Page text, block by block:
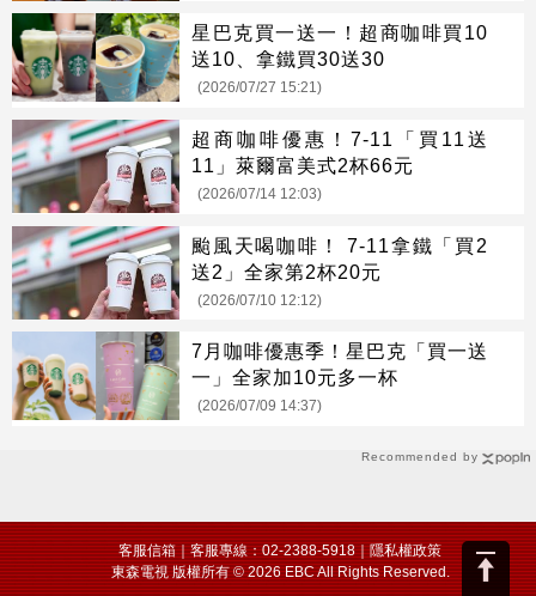
Recommended by
星巴克買一送一！超商咖啡買10
送10、拿鐵買30送30
(2026/07/27 15:21)
超商咖啡優惠！7-11「買11送
11」萊爾富美式2杯66元
(2026/07/14 12:03)
颱風天喝咖啡！ 7-11拿鐵「買2
送2」全家第2杯20元
(2026/07/10 12:12)
7月咖啡優惠季！星巴克「買一送
一」全家加10元多一杯
(2026/07/09 14:37)
客服信箱｜客服專線：02-2388-5918｜隱私權政策
東森電視 版權所有 © 2026 EBC All Rights Reserved.